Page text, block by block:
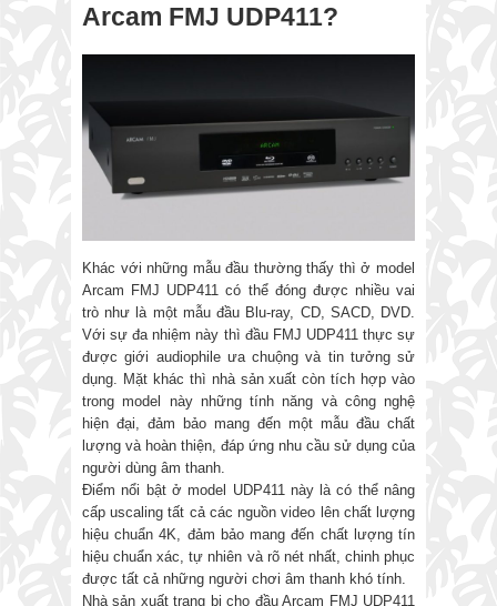
Arcam FMJ UDP411?
Khác với những mẫu đầu thường thấy thì ở model
Arcam FMJ UDP411 có thể đóng được nhiều vai
trò như là một mẫu đầu Blu-ray, CD, SACD, DVD.
Với sự đa nhiệm này thì đầu FMJ UDP411 thực sự
được giới audiophile ưa chuộng và tin tưởng sử
dụng. Mặt khác thì nhà sản xuất còn tích hợp vào
trong model này những tính năng và công nghệ
hiện đại, đảm bảo mang đến một mẫu đầu chất
lượng và hoàn thiện, đáp ứng nhu cầu sử dụng của
người dùng âm thanh.
Điểm nổi bật ở model UDP411 này là có thể nâng
cấp uscaling tất cả các nguồn video lên chất lượng
hiệu chuẩn 4K, đảm bảo mang đến chất lượng tín
hiệu chuẩn xác, tự nhiên và rõ nét nhất, chinh phục
được tất cả những người chơi âm thanh khó tính.
Nhà sản xuất trang bị cho đầu Arcam FMJ UDP411